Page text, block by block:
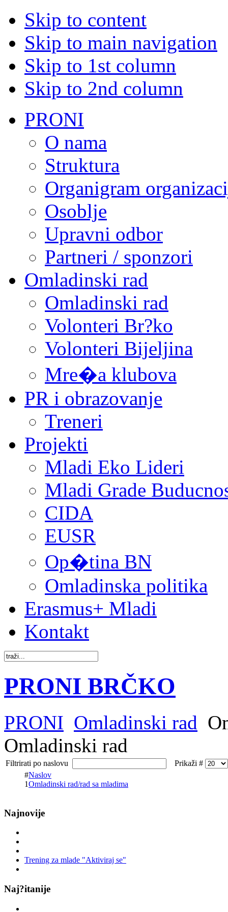
Skip to content
Skip to main navigation
Skip to 1st column
Skip to 2nd column
PRONI
O nama
Struktura
Organigram
Osoblje
Upravni odbor
Partneri / sponzori
Omladinski rad
Omladinski rad
Volonteri Br?ko
Volonteri Bijeljina
Mre�a klubova
PR i obrazovanje
Treneri
Projekti
Mladi Eko Lideri
Mladi Grade
CIDA
EUSR
Op�tina BN
Omladinska politika
Erasmus+ Mladi
Kontakt
PRONI BRČKO
PRONI Omladinski rad
Omladinski rad
Filtrirati po naslovu
Prikaži #
#Naslov
1Omladinski rad/rad sa mladima
Najnovije
Trening za mlade "Aktiviraj se"
Naj?itanije